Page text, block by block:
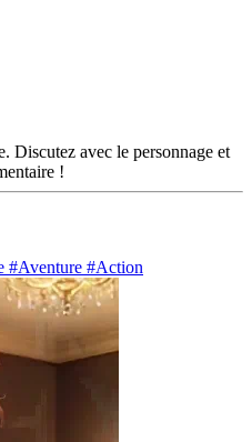
Discutez avec le personnage et
!
#Aventure #Action